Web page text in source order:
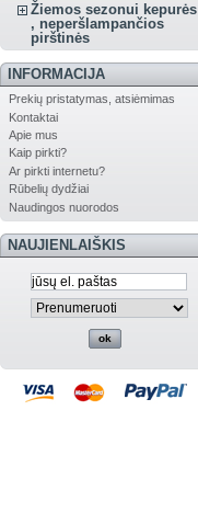
Žiemos sezonui kepurės
, neperšlampančios
pirštinės
INFORMACIJA
Prekių pristatymas, atsiėmimas
Kontaktai
Apie mus
Kaip pirkti?
Ar pirkti internetu?
Rūbelių dydžiai
Naudingos nuorodos
NAUJIENLAIŠKIS